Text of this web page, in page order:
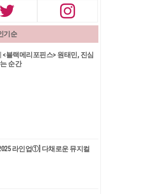
기순
<블랙메리포핀스> 원태민, 진심
순간
라인업①] 다채로운 뮤지컬